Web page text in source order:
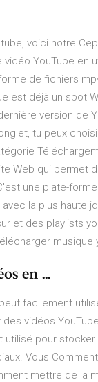
voici notre
YouTube en
de fichiers
est déjà un spot
version de
tu peux
Web qui permet
une plate-
la plus haute
et des playlists
musique
en ...
facilement
vidéos
utilisé pour
Vous
mettre de la